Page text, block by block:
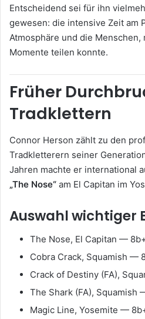
Entscheidend sei für ihn
gewesen: die intensive Zeit am
Atmosphäre und die Menschen,
Momente teilen konnte.
Früher
Tradklettern
Connor Herson zählt zu den
Tradkletterern seiner
Jahren machte er international
„The Nose“ am El Capitan im
Auswahl wichtiger
The Nose, El Capitan —
Cobra Crack, Squamish —
Crack of Destiny (FA),
The Shark (FA), Squamish
Magic Line, Yosemite —